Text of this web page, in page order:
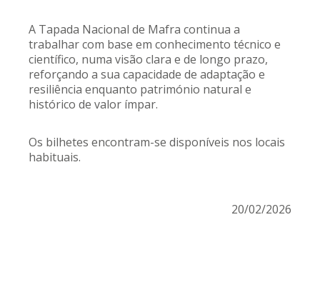
A Tapada Nacional de Mafra continua a
trabalhar com base em conhecimento técnico e
científico, numa visão clara e de longo prazo,
reforçando a sua capacidade de adaptação e
resiliência enquanto património natural e
histórico de valor ímpar.
Os bilhetes encontram-se disponíveis nos locais
habituais.
20/02/2026